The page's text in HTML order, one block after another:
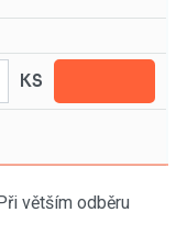
KS
větším odběru